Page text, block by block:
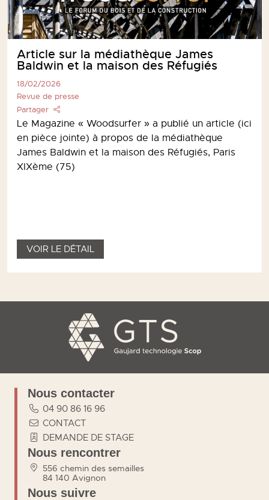
Article sur la médiathèque James
Baldwin et la maison des Réfugiés
18/02/2026
Revue de presse
Partager
Le Magazine « Woodsurfer » a publié un article (ici
en pièce jointe) à propos de la médiathèque
James Baldwin et la maison des Réfugiés, Paris
XIXème (75)
VOIR LE DÉTAIL
Nous contacter
04 90 86 16 96
CONTACT
DEMANDE DE STAGE
Nous rencontrer
556 chemin des semailles
84 140 Avignon
Nous suivre